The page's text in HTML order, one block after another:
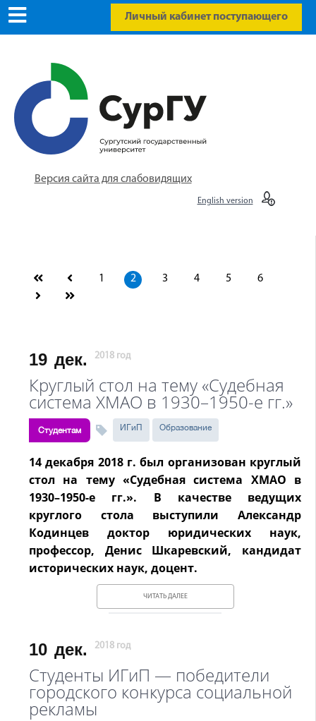
Личный кабинет поступающего
Версия сайта для слабовидящих
English version
1 2 3 4 5 6
19 дек. 2018 год
Круглый стол на тему «Судебная
система ХМАО в 1930–1950-е гг.»
Студентам ИГиП Образование
14 декабря 2018 г. был организован круглый
стол на тему «Судебная система ХМАО в
1930–1950-е гг.». В качестве ведущих
круглого стола выступили Александр
Кодинцев доктор юридических наук,
профессор, Денис Шкаревский, кандидат
исторических наук, доцент.
ЧИТАТЬ ДАЛЕЕ
10 дек. 2018 год
Студенты ИГиП — победители
городского конкурса социальной
рекламы